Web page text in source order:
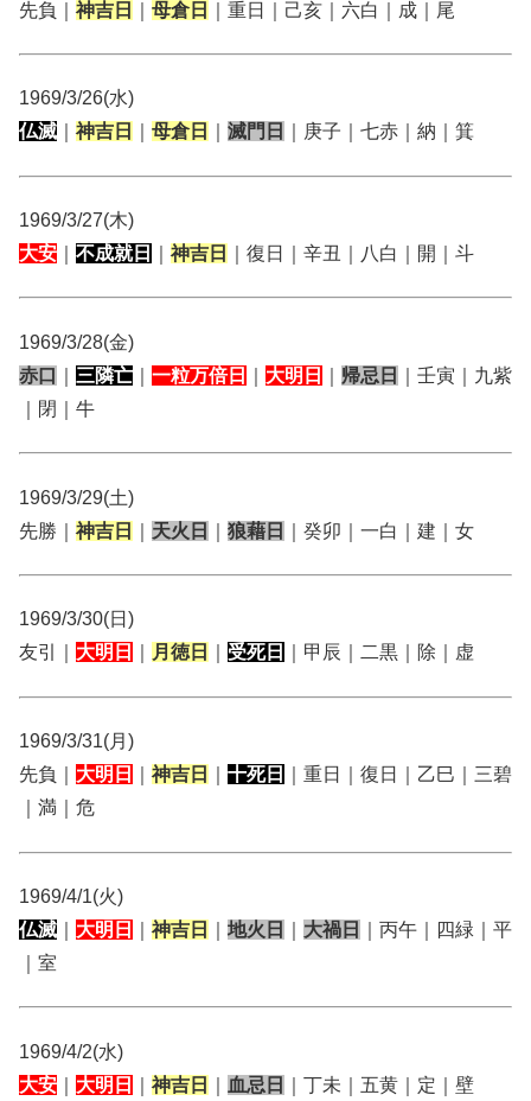
先負｜ 神吉日 母倉日 ｜重日｜己亥｜六白｜成｜尾
1969/3/26(水)
仏滅
神吉日 母倉日 滅門日 ｜庚子｜七赤｜納｜箕
1969/3/27(木)
大安
不成就日 神吉日 ｜復日｜辛丑｜八白｜開｜斗
1969/3/28(金)
赤口
三隣亡 一粒万倍日 大明日 帰忌日
｜壬寅｜九紫
｜閉｜牛
1969/3/29(土)
先勝｜ 神吉日 天火日 狼藉日 ｜癸卯｜一白｜建｜女
1969/3/30(日)
友引｜ 大明日 月徳日 受死日 ｜甲辰｜二黒｜除｜虚
1969/3/31(月)
先負｜ 大明日 神吉日 十死日
｜重日｜復日｜乙巳｜三碧
｜満｜危
1969/4/1(火)
仏滅
大明日 神吉日 地火日 大禍日
｜丙午｜四緑｜平
｜室
1969/4/2(水)
大安
大明日 神吉日 血忌日 ｜丁未｜五黄｜定｜壁